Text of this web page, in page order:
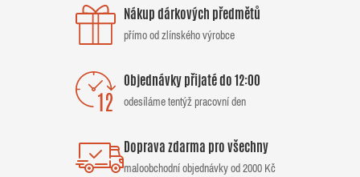
Nákup dárkových předmětů
přímo od zlínského výrobce
Objednávky přijaté do 12:00
odesíláme tentýž pracovní den
Doprava zdarma pro všechny
maloobchodní objednávky od 2000 Kč